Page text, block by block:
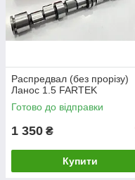
Распредвал (без прорізу)
Ланос 1.5 FARTEK
Готово до відправки
1 350 ₴
Купити